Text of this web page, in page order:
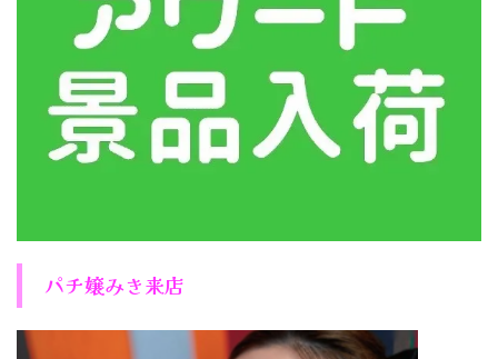
パチ嬢みき来店